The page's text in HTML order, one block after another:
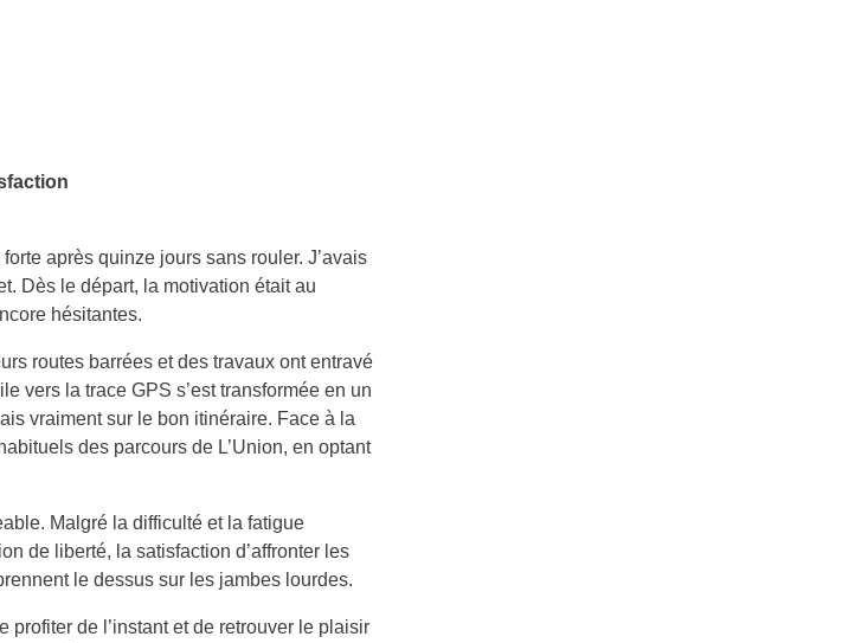
après quinze jours sans rouler. J’avais
Dès le départ, la motivation était au
hésitantes.
routes barrées et des travaux ont entravé
vers la trace GPS s’est transformée en un
vraiment sur le bon itinéraire. Face à la
des parcours de L’Union, en optant
Malgré la difficulté et la fatigue
de liberté, la satisfaction d’affronter les
le dessus sur les jambes lourdes.
profiter de l’instant et de retrouver le plaisir